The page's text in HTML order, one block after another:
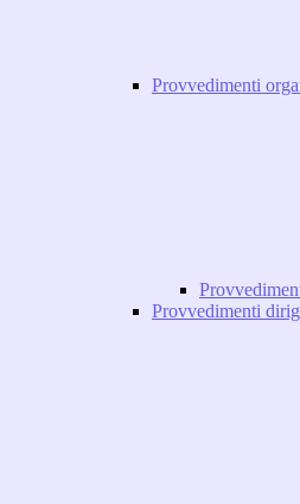
Provvedimenti
Provvedimenti